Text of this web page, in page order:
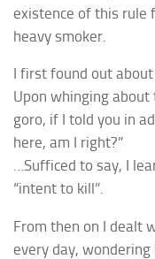
existence of this rule
heavy smoker.
I first found out
Upon whinging
goro, if I told you in
here, am I right?”
…Sufficed to say, I
“intent to kill”.
From then on I dealt
every day,